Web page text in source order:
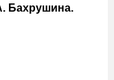
Бахрушина.